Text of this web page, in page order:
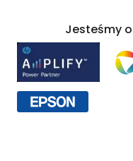
Jesteśmy